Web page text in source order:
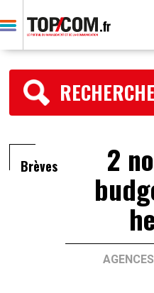
Brèves 2
AGENCES